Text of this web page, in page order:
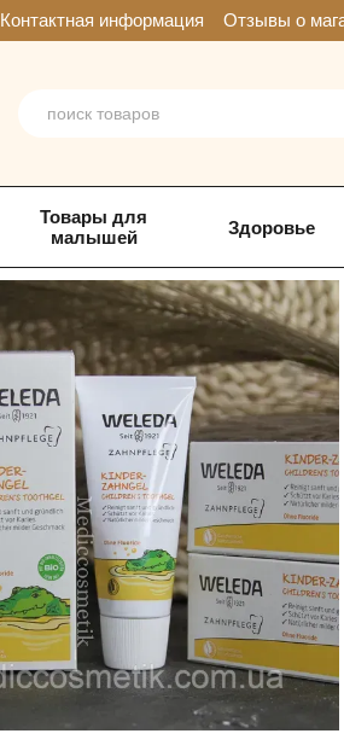
Контактная информация Отзывы о
Товары для
малышей
Здоровье